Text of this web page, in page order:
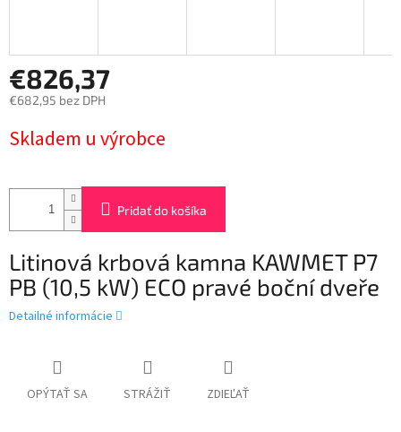
€826,37
€682,95 bez DPH
cena:
Skladem u výrobce
Pridať do košíka
Litinová krbová kamna KAWMET P7
PB (10,5 kW) ECO pravé boční dveře
Detailné informácie
OPÝTAŤ SA STRÁŽIŤ ZDIEĽAŤ